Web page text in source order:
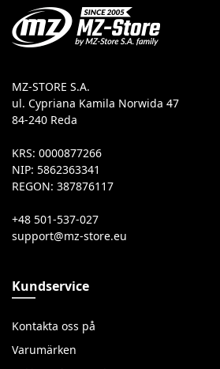
MZ-STORE S.A.
ul. Cypriana Kamila Norwida 47
84-240 Reda
KRS: 0000877266
NIP: 5862363341
REGON: 387876117
+48 501-537-027
Kundservice
Kontakta oss på
Varumärken